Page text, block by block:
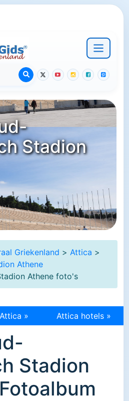
Stadion
Griekenland > Attica >
Athene
Athene foto's
» Attica hotels »
Stadion